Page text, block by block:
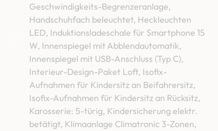
Geschwindigkeits-Begrenzeranlage,
Handschuhfach beleuchtet, Heckleuchten
LED, Induktionsladeschale für Smartphone 15
W, Innenspiegel mit Abblendautomatik,
Innenspiegel mit USB-Anschluss (Typ C),
Interieur-Design-Paket Loft, Isofix-
Aufnahmen für Kindersitz an Beifahrersitz,
Isofix-Aufnahmen für Kindersitz an Rücksitz,
Karosserie: 5-türig, Kindersicherung elektr.
betätigt, Klimaanlage Climatronic 3-Zonen,